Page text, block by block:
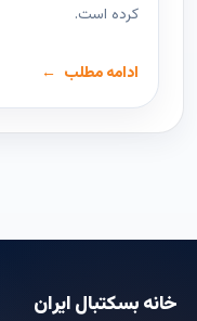
کرده است.
ادامه مطلب
خانه بسکتبال ایران